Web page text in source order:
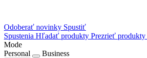
Odoberať novinky Spustiť
Spustenia Hľadať produkty Prezrieť produkty
Mode
Personal
Business